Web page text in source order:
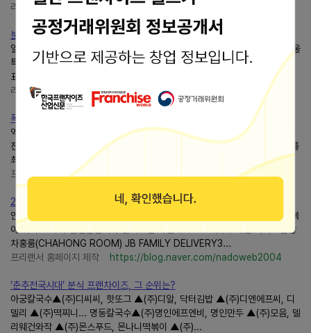
리치캣의 현재 그리고 미래
https://richcat.tistory.com/
분식 프랜차이즈 업체리스트, Snacks Franchise List
일품백송칼국수일백송칼국수이재원 02-466-2090 02-2297-4498 서울
특별시 성동구 고산자로 12 길 1-1 ( 행당동 ) 21 히노아스카 ( 주 ) 돈페 홍승
표 062-1588-2790 062-654-3788 광주광역시 동구...
리치캣의 현재 그리고 미래
https://richcat.tistory.com/
폭염대책회의 총정리! 자영업자와 프랜차이즈가 반드시 알아야 할 ....
역대급 폭염 비상! 폭염대책회의 핵심 논의 내용과 프랜차이즈·자영업자 생존
전략 올여름 기록적인 폭염이 이어지면서 정부와 지방자치단체는 폭염 피해를
최소화하기 위한 폭염대책회의를 개최했다. 이번...
프리랜서 홈페이지 제작
https://blog.naver.com/nadoweb2004
2019.12.27기준 프랜차이즈 정보공개 등록업체 / 프리랜스 홈페이지제....
인기명일백송칼국수돈까스상회 제레미20(Jeremie20) 차홍아르더 빨강떡볶
이 메이드 바이 신앤군컴퍼니 웰이스턴 치킨대학교 고미후쿠데판 닥치고곱창
차홍룸(CHAHONG ROOM) JB FAMILY DELIVERY3...
프리랜서 홈페이지 제작
https://blog.naver.com/nadoweb2004
‘춘추전국시대’ 분식 프랜차이즈, 그 순위는?
아궁칼국수▲(주)디씨씨, 핫또그 ▲(주)디알, 닥터김밥 ▲(주)디엔에프씨, 디
델리 ▲(주)떡찌니... 명동칼국수▲(주)명인에프엔비, 명인만두 ▲(주)모음, 델
리웨건와작 ▲(주)몬스푸드, 몬나니떡볶이 ▲(주)...